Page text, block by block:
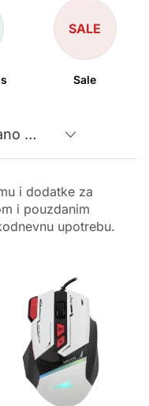
SALE
Sale
i dodatke za
i pouzdanim
upotrebu.